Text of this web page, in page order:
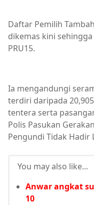
Daftar Pemilih
dikemas kini
PRU15.
Ia mengandungi
terdiri daripada
tentera serta
Polis Pasukan
Pengundi Tidak Hadir
You may also like...
Anwar angkat
10